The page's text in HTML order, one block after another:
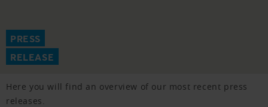
PRESS
RELEASE
Here you will find an overview of our most recent press
releases.